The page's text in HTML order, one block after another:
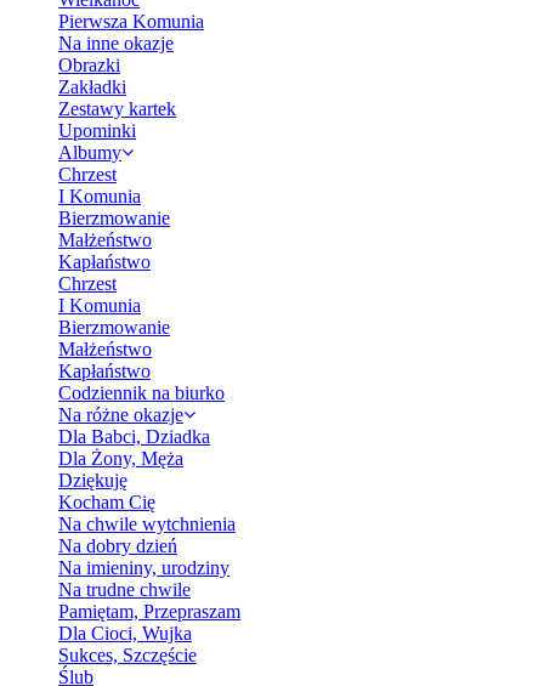
Pierwsza Komunia
Na inne okazje
Obrazki
Zakładki
Zestawy kartek
Upominki
Albumy
Chrzest
I Komunia
Bierzmowanie
Małżeństwo
Kapłaństwo
Chrzest
I Komunia
Bierzmowanie
Małżeństwo
Kapłaństwo
Codziennik na biurko
Na różne okazje
Dla Babci, Dziadka
Dla Żony, Męża
Dziękuję
Kocham Cię
Na chwile wytchnienia
Na dobry dzień
Na imieniny, urodziny
Na trudne chwile
Pamiętam, Przepraszam
Dla Cioci, Wujka
Sukces, Szczęście
Ślub